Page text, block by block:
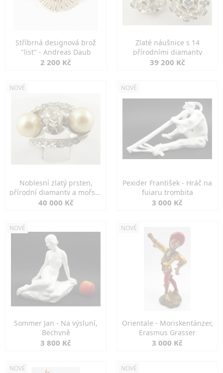
Stříbrná designová brož
"list" - Andreas Daub
2 200 Kč
Zlaté náušnice s 14
přírodními diamanty
39 200 Kč
NOVÉ
Noblesní zlatý prsten,
přírodní diamanty a mořské
perly
40 000 Kč
NOVÉ
Pexider František - Hráč na
fujaru trombita
3 000 Kč
NOVÉ
Sommer Jan - Na výsluní,
Bechyně
3 800 Kč
NOVÉ
Orientale - Moriskentänzer,
Erasmus Grasser
3 000 Kč
NOVÉ NOVÉ